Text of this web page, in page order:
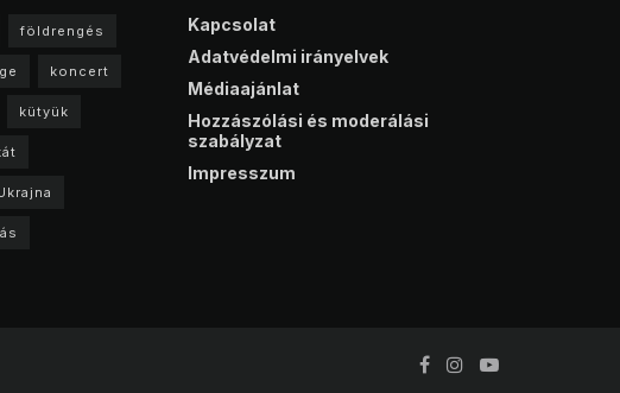
földrengés
koncert
kütyük
Kapcsolat
Adatvédelmi irányelvek
Médiaajánlat
Hozzászólási és moderálási
szabályzat
Impresszum